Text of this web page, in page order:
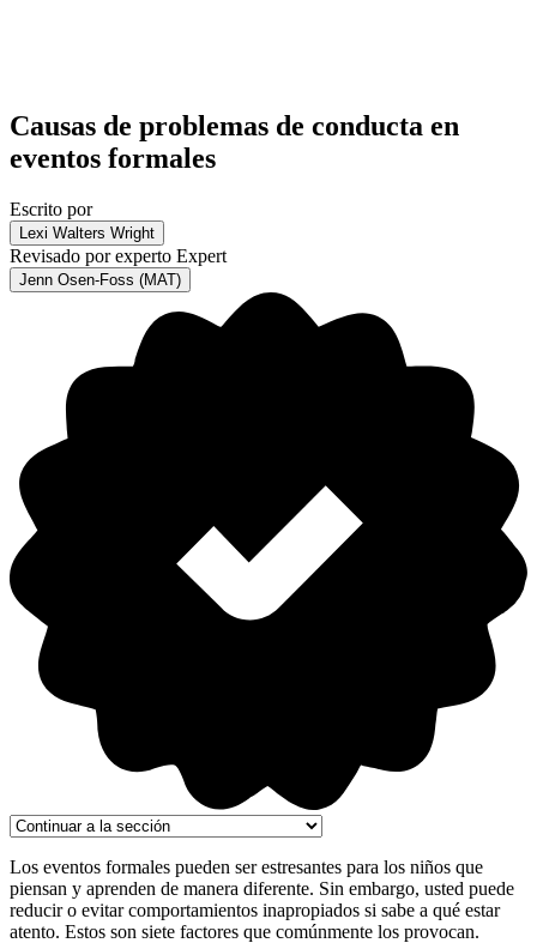
Causas de problemas de conducta en
eventos formales
Escrito por
Lexi Walters Wright
Revisado por experto Expert
Jenn Osen-Foss (MAT)
Los eventos formales pueden ser estresantes para los niños que
piensan y aprenden de manera diferente. Sin embargo, usted puede
reducir o evitar comportamientos inapropiados si sabe a qué estar
atento. Estos son siete factores que comúnmente los provocan.